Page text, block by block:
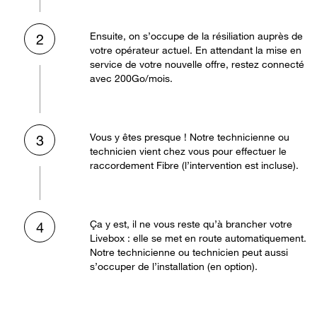
2
Ensuite, on s’occupe de la résiliation auprès de
votre opérateur actuel. En attendant la mise en
service de votre nouvelle offre, restez connecté
avec 200Go/mois.
3
Vous y êtes presque ! Notre technicienne ou
technicien vient chez vous pour effectuer le
raccordement Fibre (l’intervention est incluse).
4
Ça y est, il ne vous reste qu’à brancher votre
Livebox : elle se met en route automatiquement.
Notre technicienne ou technicien peut aussi
s’occuper de l’installation (en option).